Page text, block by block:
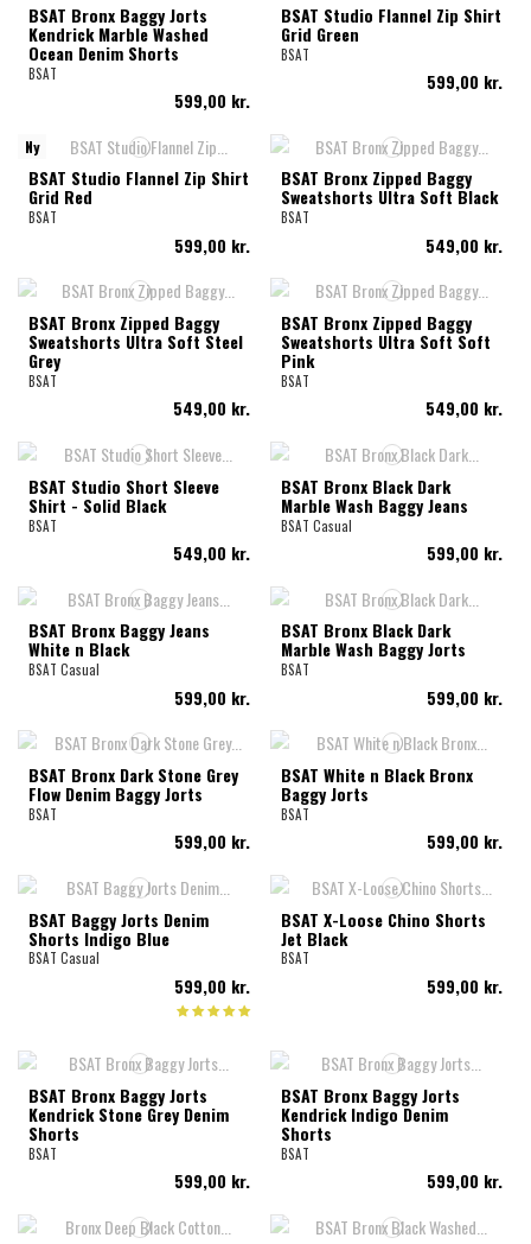
BSAT Bronx Baggy Jorts
Kendrick Marble Washed
Ocean Denim Shorts
BSAT
599,00 kr.
BSAT Studio Flannel Zip Shirt
Grid Green
BSAT
599,00 kr.
Ny
BSAT Studio Flannel Zip Shirt
Grid Red
BSAT
599,00 kr.
BSAT Bronx Zipped Baggy
Sweatshorts Ultra Soft Black
BSAT
549,00 kr.
BSAT Bronx Zipped Baggy
Sweatshorts Ultra Soft Steel
Grey
BSAT
549,00 kr.
BSAT Bronx Zipped Baggy
Sweatshorts Ultra Soft Soft
Pink
BSAT
549,00 kr.
BSAT Studio Short Sleeve
Shirt - Solid Black
BSAT
549,00 kr.
BSAT Bronx Black Dark
Marble Wash Baggy Jeans
BSAT Casual
599,00 kr.
BSAT Bronx Baggy Jeans
White n Black
BSAT Casual
599,00 kr.
BSAT Bronx Black Dark
Marble Wash Baggy Jorts
BSAT
599,00 kr.
BSAT Bronx Dark Stone Grey
Flow Denim Baggy Jorts
BSAT
599,00 kr.
BSAT White n Black Bronx
Baggy Jorts
BSAT
599,00 kr.
BSAT Baggy Jorts Denim
Shorts Indigo Blue
BSAT Casual
599,00 kr.
BSAT X-Loose Chino Shorts
Jet Black
BSAT
599,00 kr.
BSAT Bronx Baggy Jorts
Kendrick Stone Grey Denim
Shorts
BSAT
599,00 kr.
BSAT Bronx Baggy Jorts
Kendrick Indigo Denim
Shorts
BSAT
599,00 kr.